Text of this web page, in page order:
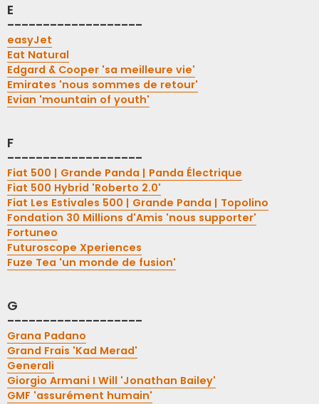
E
-------------------
easyJet
Eat Natural
Edgard & Cooper 'sa meilleure vie'
Emirates 'nous sommes de retour'
Evian 'mountain of youth'
F
-------------------
Fiat 500 | Grande Panda | Panda Électrique
Fiat 500 Hybrid 'Roberto 2.0'
Fiat Les Estivales 500 | Grande Panda | Topolino
Fondation 30 Millions d'Amis 'nous supporter'
Fortuneo
Futuroscope Xperiences
Fuze Tea 'un monde de fusion'
G
-------------------
Grana Padano
Grand Frais 'Kad Merad'
Generali
Giorgio Armani I Will 'Jonathan Bailey'
GMF 'assurément humain'